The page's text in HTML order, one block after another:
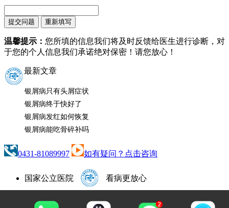
温馨提示： 您所填的信息我们将及时反馈给医生进行诊断，对
于您的个人信息我们承诺绝对保密！请您放心！
最新文章
银屑病只有头屑症状
银屑病终于快好了
银屑病发红如何恢复
银屑病能吃骨碎补吗
0431-81089997 如有疑问？点击咨询
国家公立医院
看病更放心
地址：长春市南关区大经路356号1-7层（大经路与四马